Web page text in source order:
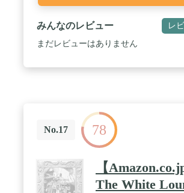
みんなのレビュー レ
まだレビューはありません
No.17 78
【
The White